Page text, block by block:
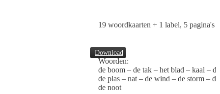
Download
19 woordkaarten + 1 label, 5 pagina's
Woorden:
de boom – de tak – het blad – kaal –
de plas – nat – de wind – de storm –
de noot